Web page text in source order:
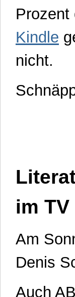
Prozent
Kindle
nicht.
im TV
Am
Denis
Auch